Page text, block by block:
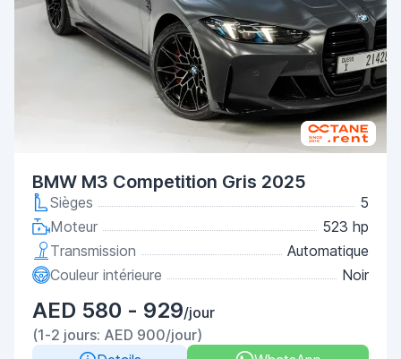
BMW M3 Competition Gris 2025
Sièges
5
Moteur
523 hp
Transmission
Automatique
Couleur intérieure
Noir
AED 580 - 929/jour
(1-2 jours: AED 900/jour)